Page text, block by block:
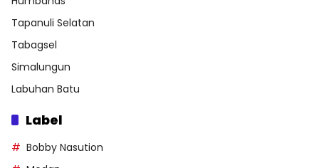
Tapanuli Selatan
Tabagsel
Simalungun
Labuhan Batu
Label
Bobby Nasution